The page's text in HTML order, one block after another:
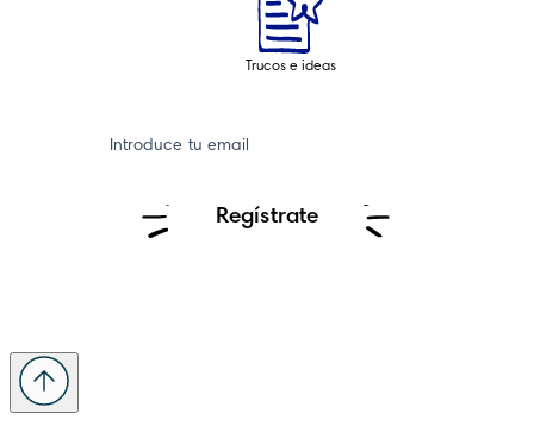
Trucos e ideas
Introduce tu email
Regístrate